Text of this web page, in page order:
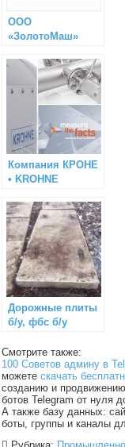
ООО
«ЗолотоМаш»
Компания КРОНЕ
• KROHNE
Дорожные плиты
б/у, фбс б/у
Смотрите также:
100 Советов админу в
можетескачать
созданию и
ботов Telegram от нуля
А также базу данных:
боты, группы и каналы